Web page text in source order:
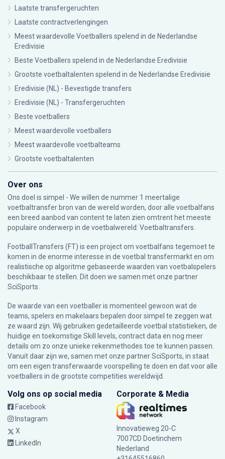
Laatste transfergeruchten
Laatste contractverlengingen
Meest waardevolle Voetballers spelend in de Nederlandse
Eredivisie
Beste Voetballers spelend in de Nederlandse Eredivisie
Grootste voetbaltalenten spelend in de Nederlandse Eredivisie
Eredivisie (NL) - Bevestigde transfers
Eredivisie (NL) - Transfergeruchten
Beste voetballers
Meest waardevolle voetballers
Meest waardevolle voetbalteams
Grootste voetbaltalenten
Over ons
Ons doel is simpel - We willen de nummer 1 meertalige
voetbaltransfer bron van de wereld worden, door alle voetbalfans
een breed aanbod van content te laten zien omtrent het meeste
populaire onderwerp in de voetbalwereld: Voetbaltransfers.
FootballTransfers (FT) is een project om voetbalfans tegemoet te
komen in de enorme interesse in de voetbal transfermarkt en om
realistische op algoritme gebaseerde waarden van voetbalspelers
beschikbaar te stellen. Dit doen we samen met onze partner
SciSports
De waarde van een voetballer is momenteel gewoon wat de
teams, spelers en makelaars bepalen door simpel te zeggen wat
ze waard zijn. Wij gebruiken gedetailleerde voetbal statistieken, de
huidige en toekomstige Skill levels, contract data en nog meer
details om zo onze unieke rekenmethodes toe te kunnen passen.
Vanuit daar zijn we, samen met onze partner SciSports, in staat
om een eigen transferwaarde voorspelling te doen en dat voor alle
voetballers in de grootste competities wereldwijd.
Volg ons op social media
Facebook
Instagram
X
LinkedIn
Corporate & Media
Innovatieweg 20-C
7007CD Doetinchem
Nederland